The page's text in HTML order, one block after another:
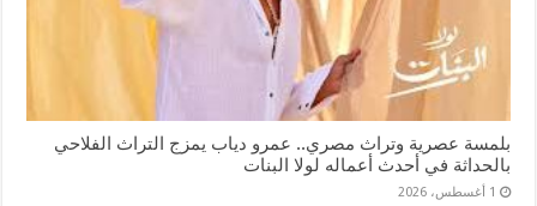
بلمسة عصرية وتراث مصري.. عمرو دياب يمزج التراث الفلاحي
بالحداثة في أحدث أعماله لولا البنات
1 أغسطس، 2026